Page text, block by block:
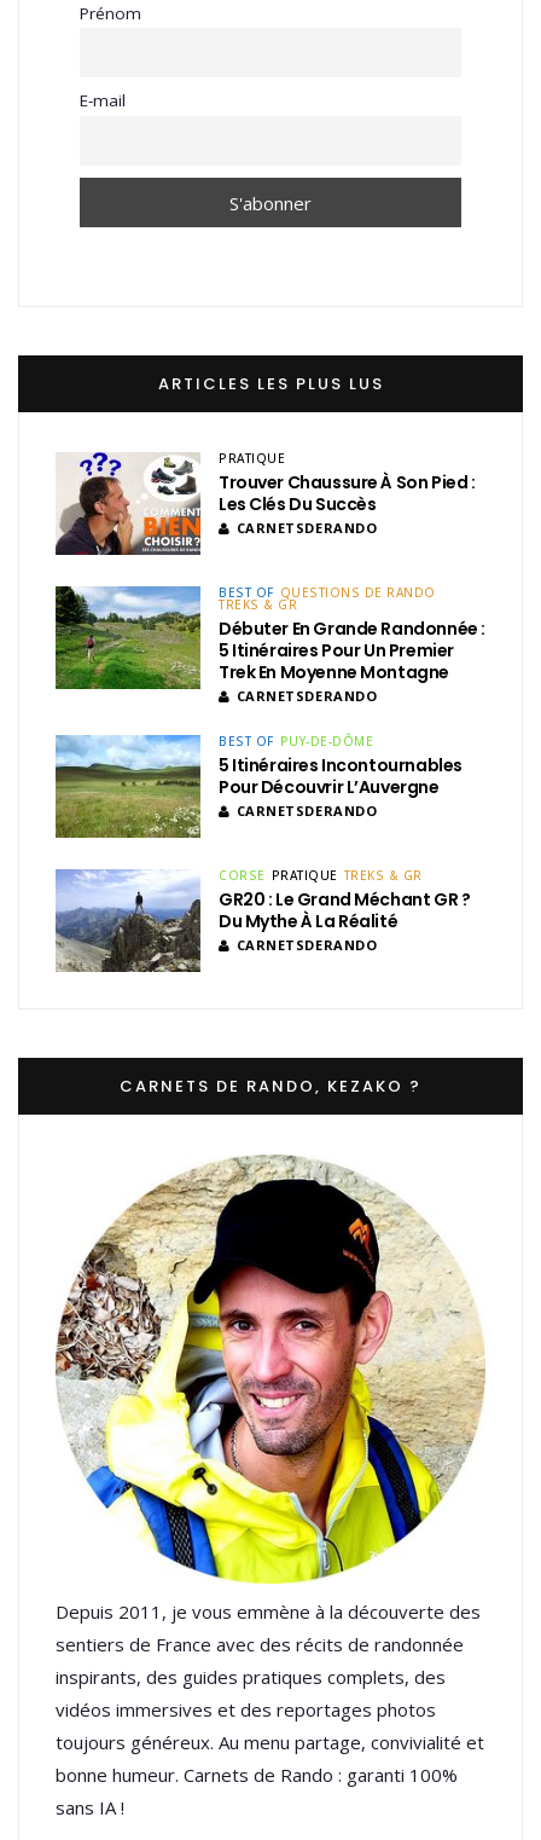
Prénom
E-mail
ARTICLES LES PLUS LUS
PRATIQUE
Trouver Chaussure À Son Pied :
Les Clés Du Succès
CARNETSDERANDO
BEST OF QUESTIONS DE RANDO
TREKS & GR
Débuter En Grande Randonnée :
5 Itinéraires Pour Un Premier
Trek En Moyenne Montagne
CARNETSDERANDO
BEST OF PUY-DE-DÔME
5 Itinéraires Incontournables
Pour Découvrir L’Auvergne
CARNETSDERANDO
CORSE PRATIQUE TREKS & GR
GR20 : Le Grand Méchant GR ?
Du Mythe À La Réalité
CARNETSDERANDO
CARNETS DE RANDO, KEZAKO ?
Depuis 2011, je vous emmène à la découverte des
sentiers de France avec des récits de randonnée
inspirants, des guides pratiques complets, des
vidéos immersives et des reportages photos
toujours généreux. Au menu partage, convivialité et
bonne humeur. Carnets de Rando : garanti 100%
sans IA !